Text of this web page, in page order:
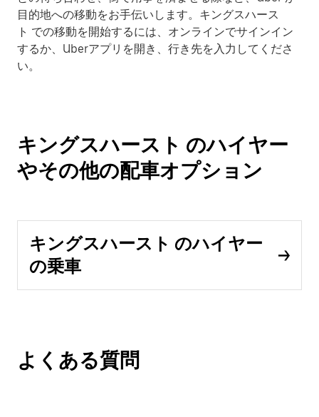
目的地への移動をお手伝いします。キングスハース
ト での移動を開始するには、オンラインでサインイン
するか、Uberアプリを開き、行き先を入力してくださ
い。
キングスハースト のハイヤー
やその他の配車オプション
キングスハースト のハイヤー
の乗車
よくある質問